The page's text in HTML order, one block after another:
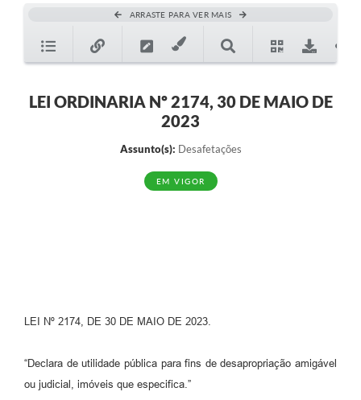
Contato
Notícias
Denúncia de Lotes sujos e entulhos
Prevican
ARRASTE PARA VER MAIS
LEI ORDINARIA Nº 2174, 30 DE MAIO DE
2023
Assunto(s): Desafetações
EM VIGOR
LEI Nº 2174, DE 30 DE MAIO DE 2023.
“Declara de utilidade pública para fins de desapropriação amigável
ou judicial, imóveis que especifica.”